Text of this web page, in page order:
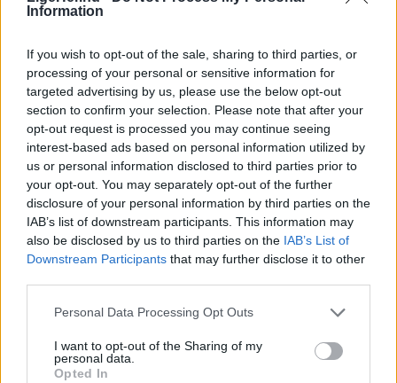
Information
If you wish to opt-out of the sale, sharing to third parties, or
processing of your personal or sensitive information for
targeted advertising by us, please use the below opt-out
section to confirm your selection. Please note that after your
opt-out request is processed you may continue seeing
interest-based ads based on personal information utilized by
us or personal information disclosed to third parties prior to
your opt-out. You may separately opt-out of the further
disclosure of your personal information by third parties on the
IAB’s list of downstream participants. This information may
also be disclosed by us to third parties on the IAB’s List of
Downstream Participants that may further disclose it to other
Personal Data Processing Opt Outs
I want to opt-out of the Sharing of my
personal data.
Opted In
Dronninglund kan man ved nummer 44 i denne tid
grøntsager.
Bag boden står Marius Mortensen på bare seks
år.
Han ikke alene sælger grøntsager, han har også
selv dyrket dem.
I sine forældres have har han fået sin helt egen
Han har også passet dem omhyggeligt frem til nu,
hvor han hver dag sætter et udvalg til salg i sin
Vis mere
Del artikel
Kategorier